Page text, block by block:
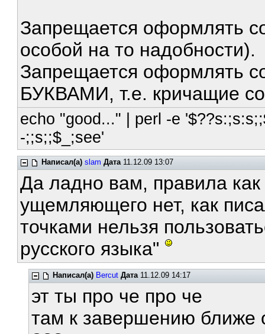
Запрещается оформлять
особой на то надобности).
Запрещается оформлять
БУКВАМИ, т.е. кричащие
echo "good..." | perl -e
-;;s;;$_;see'
Написал(а) slam Дата11.12.09 13:07
Да ладно вам, правила как
ущемляющего нет, как
точками нельзя
русского языка"
Написал(а) Bercut Дата11.12.09 14:17
эт ты про че про че
там к завершению ближе